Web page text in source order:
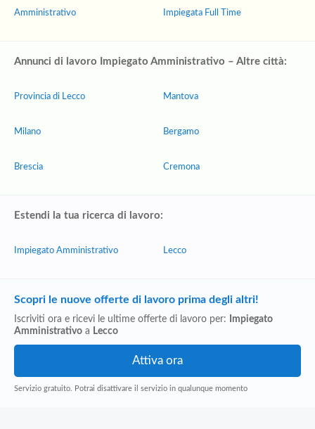
Amministrativo Impiegata Full Time
Annunci di lavoro Impiegato Amministrativo – Altre città:
Provincia di Lecco
Milano
Brescia
Mantova
Bergamo
Cremona
Estendi la tua ricerca di lavoro:
Impiegato Amministrativo Lecco
Scopri le nuove offerte di lavoro prima degli altri!
Iscriviti ora e ricevi le ultime offerte di lavoro per:
Impiegato
Amministrativo a Lecco
Servizio gratuito. Potrai disattivare il servizio in qualunque momento